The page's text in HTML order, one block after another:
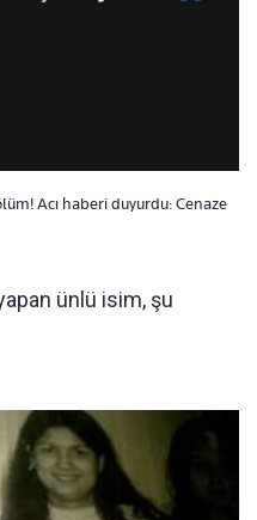
Acı haberi duyurdu: Cenaze
ünlü isim, şu